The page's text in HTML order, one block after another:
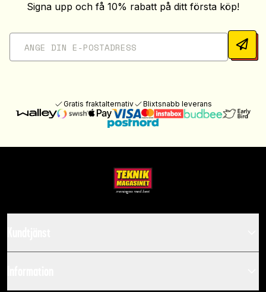
Signa upp och få 10% rabatt på ditt första köp!
Gratis fraktalternativ Blixtsnabb leverans